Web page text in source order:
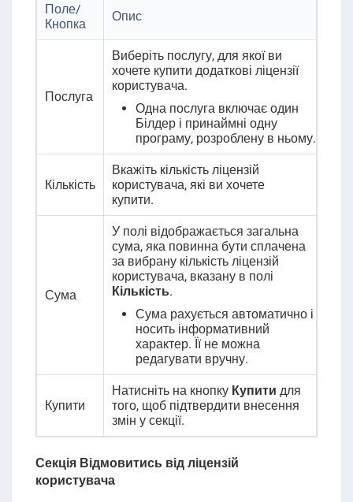
Поле/
Кнопка
Опис
Послуга
Виберіть послугу, для якої ви
хочете купити додаткові ліцензії
користувача.
Одна послуга включає один
Білдер і принаймні одну
програму, розроблену в ньому.
Кількість
Вкажіть кількість ліцензій
користувача, які ви хочете
купити.
Сума
У полі відображається загальна
сума, яка повинна бути сплачена
за вибрану кількість ліцензій
користувача, вказану в полі
Кількість.
Сума рахується автоматично і
носить інформативний
характер. Її не можна
редагувати вручну.
Купити
Натисніть на кнопку Купити для
того, щоб підтвердити внесення
змін у секції.
Секція Відмовитись від ліцензій
користувача